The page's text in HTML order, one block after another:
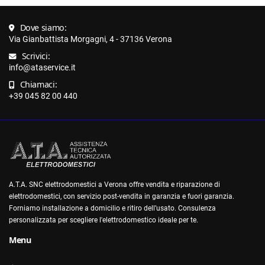
Dove siamo:
Via Gianbattista Morgagni, 4 - 37136 Verona
Scrivici:
info@ataservice.it
Chiamaci:
+39 045 82 00 440
A.T.A. SNC elettrodomestici a Verona offre vendita e riparazione di
elettrodomestici, con servizio post-vendita in garanzia e fuori garanzia.
Forniamo installazione a domicilio e ritiro dell’usato. Consulenza
personalizzata per scegliere l'elettrodomestico ideale per te.
Menu